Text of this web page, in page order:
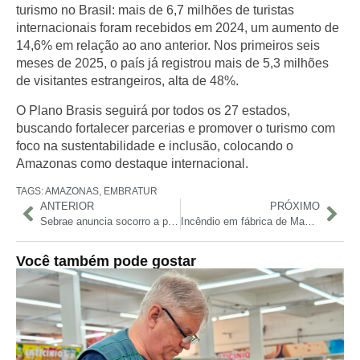
turismo no Brasil: mais de 6,7 milhões de turistas
internacionais foram recebidos em 2024, um aumento de
14,6% em relação ao ano anterior. Nos primeiros seis
meses de 2025, o país já registrou mais de 5,3 milhões
de visitantes estrangeiros, alta de 48%.
O Plano Brasis seguirá por todos os 27 estados,
buscando fortalecer parcerias e promover o turismo com
foco na sustentabilidade e inclusão, colocando o
Amazonas como destaque internacional.
TAGS:AMAZONAS, EMBRATUR
ANTERIOR
PRÓXIMO
Incêndio em fábrica de Manaus mobiliza população e influenciadores pedem mais visibilidade
Você também pode gostar